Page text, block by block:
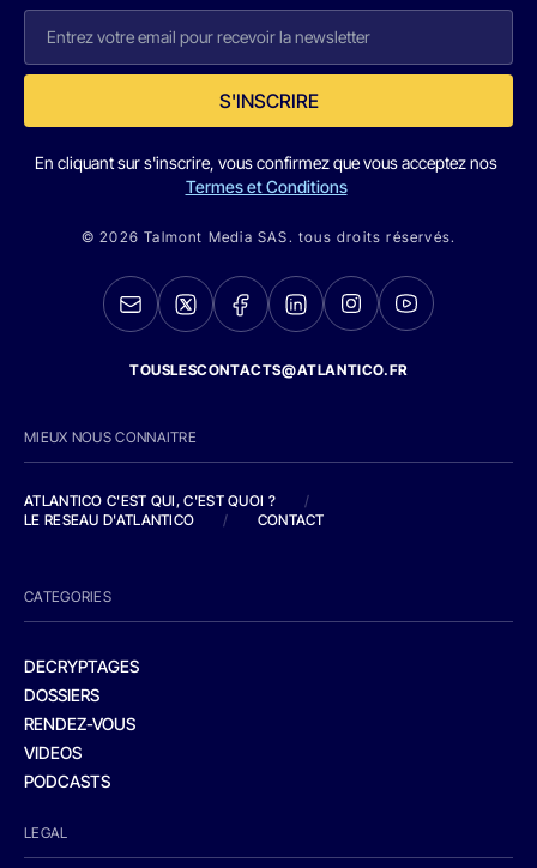
S'INSCRIRE
En cliquant sur s'inscrire, vous confirmez que vous acceptez nos
Termes et Conditions
© 2026 Talmont Media SAS. tous droits réservés.
TOUSLESCONTACTS@ATLANTICO.FR
MIEUX NOUS CONNAITRE
ATLANTICO C'EST QUI, C'EST QUOI ?
/
LE RESEAU D'ATLANTICO
/ CONTACT
CATEGORIES
DECRYPTAGES
DOSSIERS
RENDEZ-VOUS
VIDEOS
PODCASTS
LEGAL